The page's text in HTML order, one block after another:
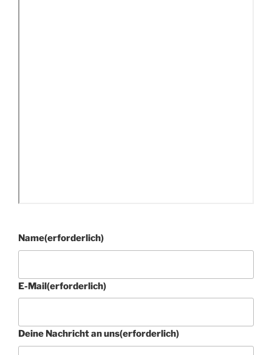
Name(erforderlich)
E-Mail(erforderlich)
Deine Nachricht an uns(erforderlich)